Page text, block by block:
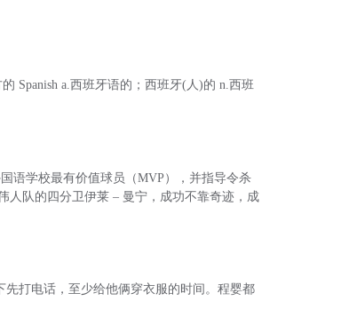
的 Spanish a.西班牙语的；西班牙(人)的 n.西班
语学校最有价值球员（MVP），并指导令杀
人队的四分卫伊莱 – 曼宁，成功不靠奇迹，成
先打电话，至少给他俩穿衣服的时间。程婴都